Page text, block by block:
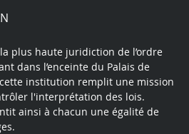
plus haute juridiction de l’ordre
dans l’enceinte du Palais de
institution remplit une mission
l'interprétation des lois.
ainsi à chacun une égalité de